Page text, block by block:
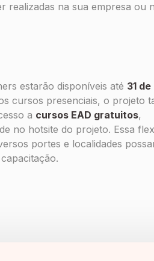
realizadas na sua empresa ou
estarão disponíveis até 31 de
cursos presenciais, o projeto
a cursos EAD gratuitos,
no hotsite do projeto. Essa
portes e localidades